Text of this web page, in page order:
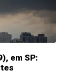
em SP: